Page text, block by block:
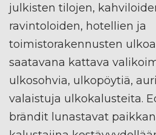
julkisten tilojen,
ravintoloiden, hotellien ja
toimistorakennusten
saatavana kattava
ulkosohvia, ulkopöytiä,
valaistuja ulkokalusteita.
brändit lunastavat